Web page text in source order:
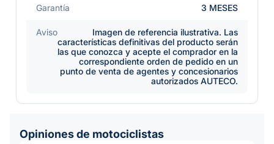
Garantía 3 MESES
Aviso
Imagen de referencia ilustrativa. Las
características definitivas del producto serán
las que conozca y acepte el comprador en la
correspondiente orden de pedido en un
punto de venta de agentes y concesionarios
autorizados AUTECO.
Opiniones de motociclistas